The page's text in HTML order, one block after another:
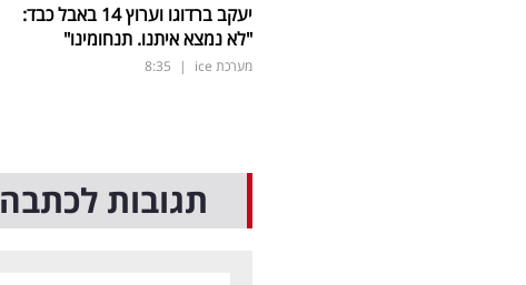
יעקב ברדוגו וערוץ 14 באבל כבד:
"לא נמצא איתנו. תנחומינו"
מערכת ice |
8:35
תגובות לכתבה